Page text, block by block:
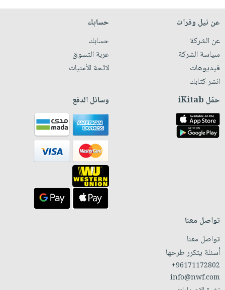
عن نيل وفرات
عن الشركة
سياسة الشركة
فيديوهات
انشر كتابك
حسابك
حسابك
عربة التسوق
لائحة الأمنيات
حمّل iKitab وسائل الدفع
تواصل معنا
تواصل معنا
أسئلة يتكرر طرحها
+96171172802
info@nwf.com